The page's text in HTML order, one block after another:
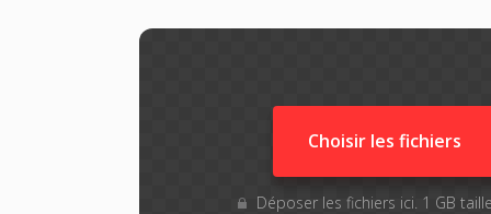
Choisir les fichiers
Déposer les fichiers ici. 1 GB